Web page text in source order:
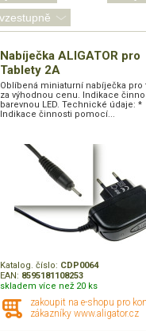
Nabíječka ALIGATOR pro
Tablety 2A
Oblíbená miniaturní nabíječka pro
za výhodnou cenu. Indikace
barevnou LED. Technické údaje: *
Indikace činnosti pomocí...
Katalog. číslo: CDP0064
EAN: 8595181108253
skladem více než 20 ks
zakoupit na e-shopu pro
zákazníky www.aligator.cz